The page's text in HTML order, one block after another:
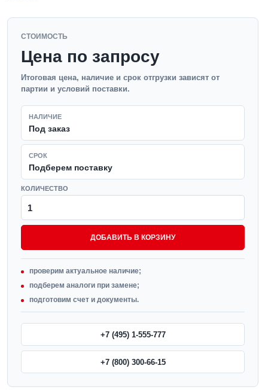
СТОИМОСТЬ
Цена по запросу
Итоговая цена, наличие и срок отгрузки зависят от
партии и условий поставки.
НАЛИЧИЕ
Под заказ
СРОК
Подберем поставку
КОЛИЧЕСТВО
ДОБАВИТЬ В КОРЗИНУ
проверим актуальное наличие;
подберем аналоги при замене;
подготовим счет и документы.
+7 (495) 1-555-777
+7 (800) 300-66-15